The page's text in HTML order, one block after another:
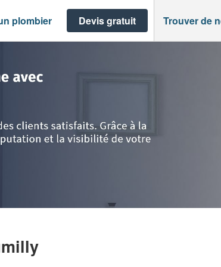
plombier Devis gratuit Trouver de